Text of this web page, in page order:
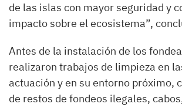
de las islas con mayor seguridad y
impacto sobre el ecosistema”,
Antes de la instalación de los
realizaron trabajos de limpieza en
actuación y en su entorno próximo,
de restos de fondeos ilegales,